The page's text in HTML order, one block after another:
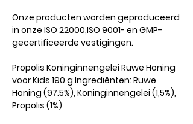
Onze producten worden geproduceerd
in onze ISO 22000,ISO 9001- en GMP-
gecertificeerde vestigingen.
Propolis Koninginnengelei Ruwe Honing
voor Kids 190 g Ingrediënten: Ruwe
Honing (97.5%), Koninginnengelei (1,5%),
Propolis (1%)